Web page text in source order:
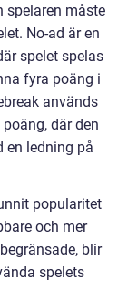
spelaren måste
No-ad är en
spelet spelas
fyra poäng i
används
där den
en ledning på
popularitet
och mer
blir
spelets